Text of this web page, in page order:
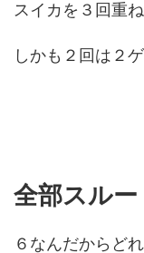
スイカを３回重ね
しかも２回は２
全部スルー
６なんだからど